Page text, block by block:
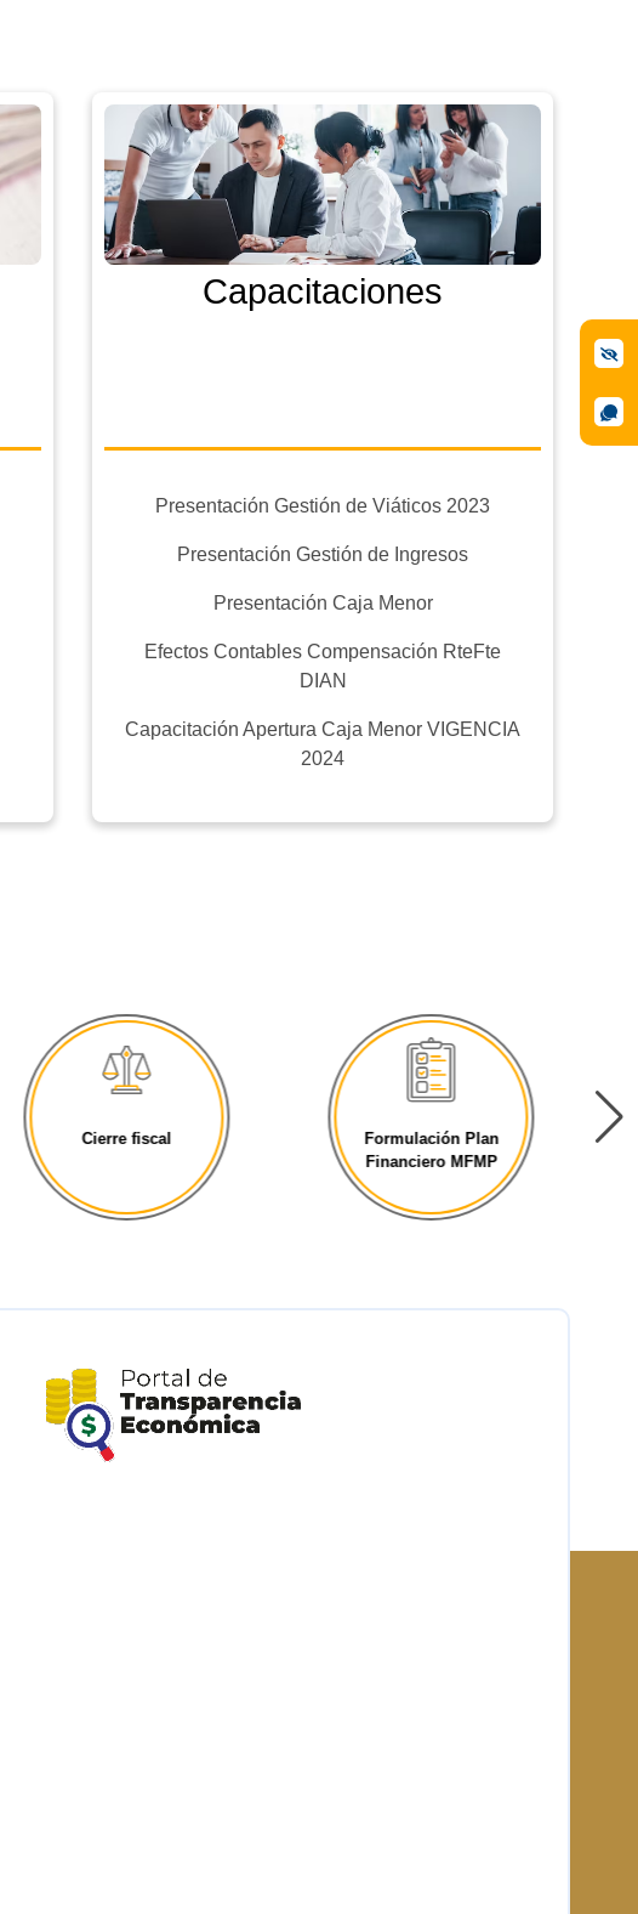
Capacitaciones
Presentación Gestión de Viáticos 2023
Presentación Gestión de Ingresos
Presentación Caja Menor
Efectos Contables Compensación RteFte
DIAN
Capacitación Apertura Caja Menor VIGENCIA
2024
Formulación Plan
Cierres Fiscales
Gobierno [...]